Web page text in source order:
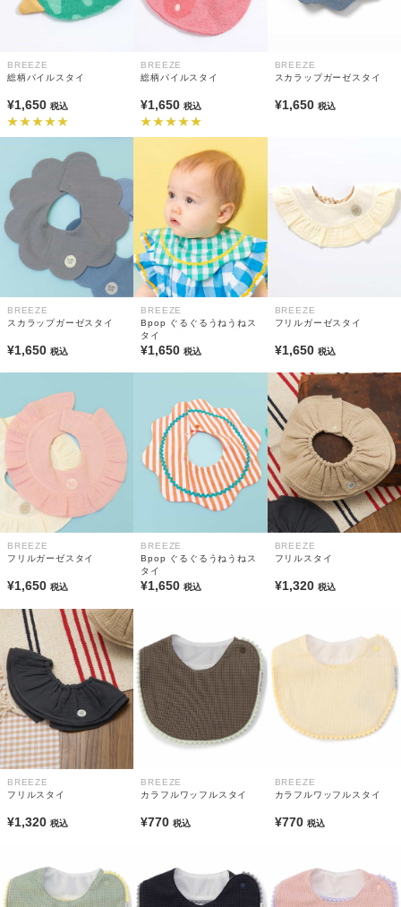
BREEZE
総柄パイルスタイ
¥1,650 税込
BREEZE
総柄パイルスタイ
¥1,650税込
BREEZE
スカラップガーゼスタイ
¥1,650 税込
BREEZE
スカラップガーゼスタイ
¥1,650 税込
BREEZE
Bpop ぐるぐるうねうねス
タイ
¥1,650税込
BREEZE
フリルガーゼスタイ
¥1,650 税込
BREEZE
フリルガーゼスタイ
¥1,650 税込
BREEZE
Bpop ぐるぐるうねうねス
タイ
¥1,650税込
BREEZE
フリルスタイ
¥1,320 税込
BREEZE
フリルスタイ
¥1,320 税込
BREEZE
カラフルワッフルスタイ
¥770税込
BREEZE
カラフルワッフルスタイ
¥770 税込